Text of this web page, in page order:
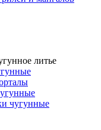
литье
чугунные